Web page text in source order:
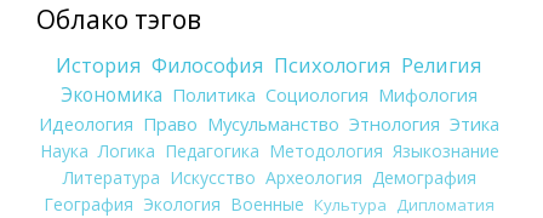
Облако тэгов
История Философия Психология Религия
Экономика Политика Социология Мифология
Идеология Право Мусульманство Этнология Этика
Наука Логика Педагогика Методология Языкознание
Литература Искусство Археология Демография
География Экология Военные Культура
Дипломатия